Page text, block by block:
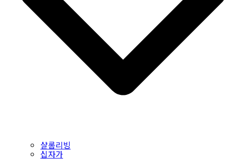
샬롬리빙
십자가